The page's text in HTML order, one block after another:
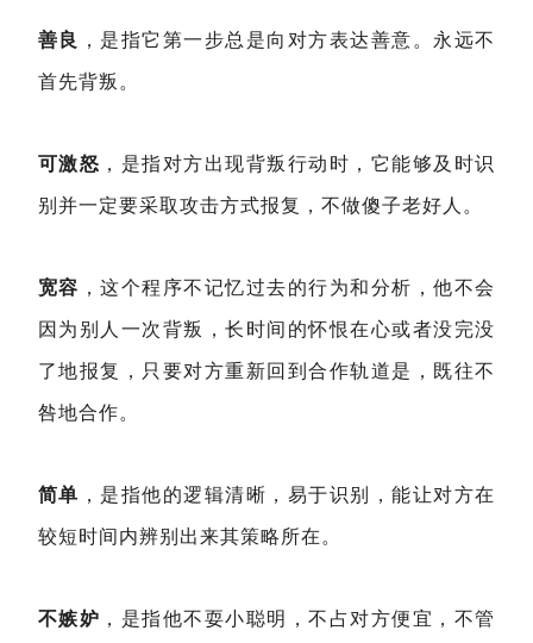
善良 ，是指它第一步总是向对方表达善意。永远不
首先背叛。
可激怒 ，是指对方出现背叛行动时，它能够及时识
别并一定要采取攻击方式报复，不做傻子老好人。
宽容 ，这个程序不记忆过去的行为和分析，他不会
因为别人一次背叛，长时间的怀恨在心或者没完没
了地报复，只要对方重新回到合作轨道是，既往不
咎地合作。
简单 ，是指他的逻辑清晰，易于识别，能让对方在
较短时间内辨别出来其策略所在。
不嫉妒 ，是指他不耍小聪明，不占对方便宜，不管